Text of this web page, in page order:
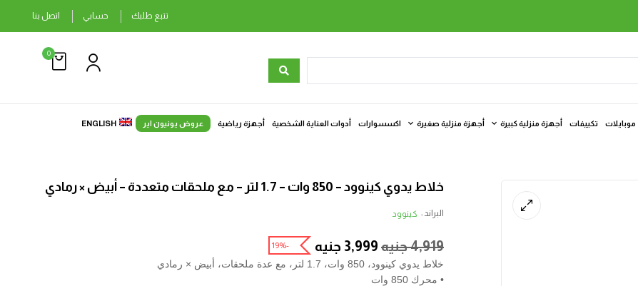
تتبع طلبك حسابي اتصل بنا
0
موبايلات تكييفات أجهزة منزلية كبيرة أجهزة منزلية صغيرة اكسسوارات أدوات العناية الشخصية أجهزة رياضية عروض يونيون اير ENGLISH
خلاط يدوي كينوود – 850 وات – 1.7 لتر – مع ملحقات متعددة – أبيض × رمادي
البراند : كينوود
4,919جنيه 3,999 جنيه -19%
خلاط يدوي كينوود، 850 وات، 1.7 لتر، مع عدة ملحقات، أبيض × رمادي
• محرك 850 وات